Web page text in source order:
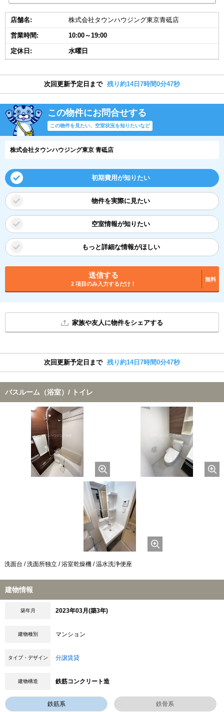
店舗名: 株式会社タウンハウジング東京青砥店
営業時間: 10:00～19:00
定休日: 水曜日
次回更新予定日まで 残り約14日7時間0分46秒
この物件にお問合せする
この物件を見たい、空室状況を知りたいなど
株式会社タウンハウジング東京 青砥店
初期費用が知りたい
物件を実際に見たい
空室情報が知りたい
もっと詳細な情報がほしい
送信する
2 項目のみ入力するだけ！
無料
家族や友人に物件をシェアする
次回更新予定日まで 残り約14日7時間0分46秒
バスルーム（浴室）/ トイレ
洗面台 / 洗面所独立 / 浴室乾燥機 / 温水洗浄便座
建物情報
築年月 2023年03月(築3年)
建物種別 マンション
タイプ・デザイン 分譲賃貸
建物構造 鉄筋コンクリート造
鉄筋系 鉄骨系